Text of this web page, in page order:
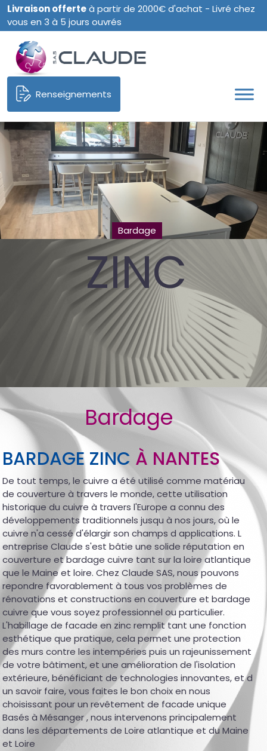
Livraison offerteà partir de 2000€ d'achat - Livré chez
vous en 3 à 5 jours ouvrés
Renseignements
Bardage
ZINC
Bardage
BARDAGE ZINC À NANTES
De tout temps, le cuivre a été utilisé comme matériau
de couverture à travers le monde, cette utilisation
historique du cuivre à travers l'Europe a connu des
développements traditionnels jusqu à nos jours, où le
cuivre n'a cessé d'élargir son champs d applications. L
entreprise Claude s'est bâtie une solide réputation en
couverture et bardage cuivre tant sur la loire atlantique
que le Maine et loire. Chez Claude SAS, nous pouvons
repondre favorablement à tous vos problèmes de
rénovations et constructions en couverture et bardage
cuivre que vous soyez professionnel ou particulier.
L'habillage de facade en zinc remplit tant une fonction
esthétique que pratique, cela permet une protection
des murs contre les intempéries puis un rajeunissement
de votre bâtiment, et une amélioration de l'isolation
extérieure, bénéficiant de technologies innovantes, et d
un savoir faire, vous faites le bon choix en nous
choisissant pour un revêtement de facade unique
Basés à Mésanger , nous intervenons principalement
dans les départements de Loire atlantique et du Maine
et Loire